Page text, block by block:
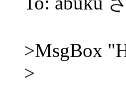
>MsgBox
>